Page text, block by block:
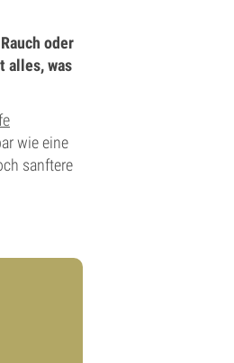
oder
alles, was
wie eine
sanftere